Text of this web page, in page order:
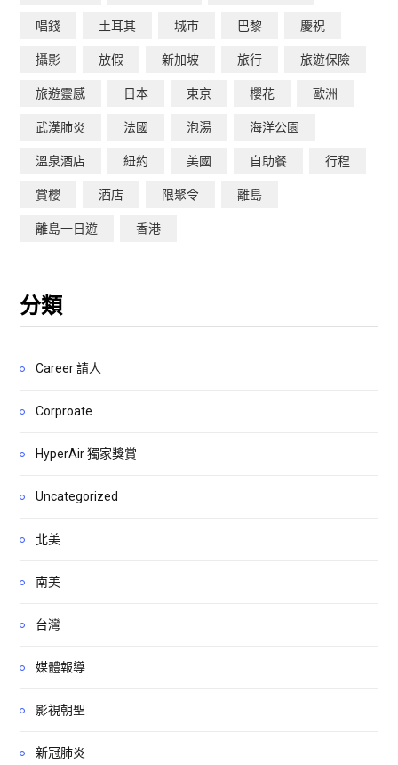
唱錢 土耳其 城市 巴黎 慶祝
攝影 放假 新加坡 旅行 旅遊保險
旅遊靈感 日本 東京 櫻花 歐洲
武漢肺炎 法國 泡湯 海洋公園
溫泉酒店 紐約 美國 自助餐 行程
賞櫻 酒店 限聚令 離島
離島一日遊 香港
分類
Career 請人
Corproate
HyperAir 獨家獎賞
Uncategorized
北美
南美
台灣
媒體報導
影視朝聖
新冠肺炎